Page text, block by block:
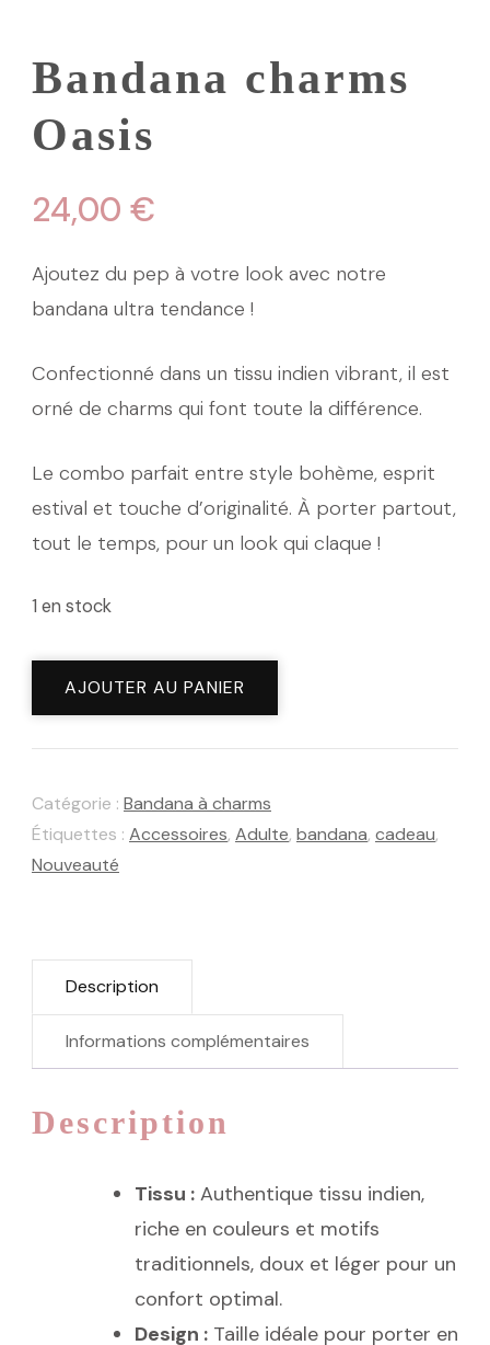
Bandana charms
Oasis
24,00 €
Ajoutez du pep à votre look avec notre
bandana ultra tendance !
Confectionné dans un tissu indien vibrant, il est
orné de charms qui font toute la différence.
Le combo parfait entre style bohème, esprit
estival et touche d’originalité. À porter partout,
tout le temps, pour un look qui claque !
1 en stock
quantité
Oasis
AJOUTER AU PANIER
Catégorie : Bandana à charms
Étiquettes : Accessoires, Adulte, bandana, cadeau,
Nouveauté
Description
Informations complémentaires
Description
Tissu : Authentique tissu indien,
riche en couleurs et motifs
traditionnels, doux et léger pour un
confort optimal.
Design : Taille idéale pour porter en